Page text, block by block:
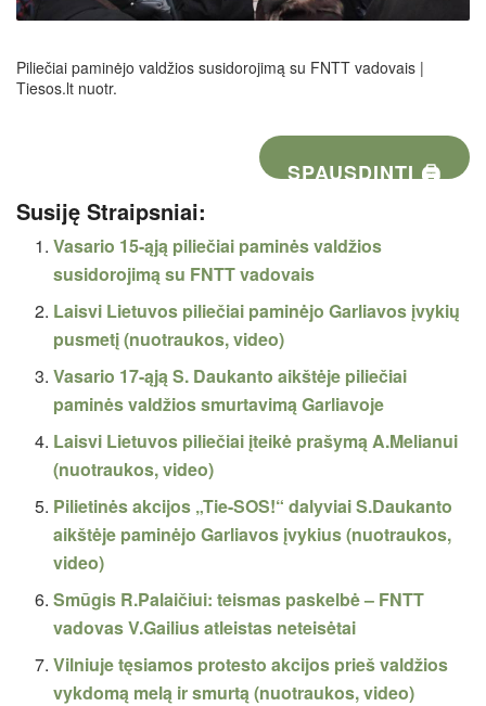
Piliečiai paminėjo valdžios susidorojimą su FNTT vadovais |
Tiesos.lt nuotr.
SPAUSDINTI 🖨
Susiję Straipsniai:
Vasario 15-ąją piliečiai paminės valdžios
susidorojimą su FNTT vadovais
Laisvi Lietuvos piliečiai paminėjo Garliavos įvykių
pusmetį (nuotraukos, video)
Vasario 17-ąją S. Daukanto aikštėje piliečiai
paminės valdžios smurtavimą Garliavoje
Laisvi Lietuvos piliečiai įteikė prašymą A.Melianui
(nuotraukos, video)
Pilietinės akcijos „Tie-SOS!“ dalyviai S.Daukanto
aikštėje paminėjo Garliavos įvykius (nuotraukos,
video)
Smūgis R.Palaičiui: teismas paskelbė – FNTT
vadovas V.Gailius atleistas neteisėtai
Vilniuje tęsiamos protesto akcijos prieš valdžios
vykdomą melą ir smurtą (nuotraukos, video)